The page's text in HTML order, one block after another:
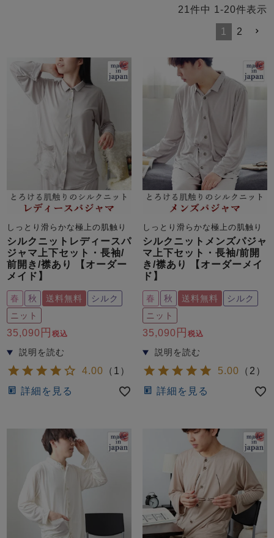
冬
秋 冬
ボーイズパジャマ
春 秋
売れ筋ランキング
- Item Ranking -
新着商品
- New Arrival -
すべての季節のパジャマ一覧はこちら
売れ筋ランキング
- Item Ranking -
新着商品
- New Arrival -
すべての生地一覧はこちら
売れ筋ランキング
- Item Ranking -
新着商品
- New Arrival -
目的別でさがす一覧はこちら
パジャマ
半袖 七分袖
前開き かぶり スリーパー
作務衣
羽織・バスロ
ーブ
上着単品
ズボン単品
すべてのキッ
ズ
ガールズ半袖
ボーイズ前開
き
ボーイズかぶ
り
21 件中 1 -20件表示
1 2
しっとり滑らかな極上の肌触り
シルクニットレディースパ
ジャマ上下セット・長袖/
前開き/襟あり 【オーダー
メイド】
春 秋 送料無料
シルク
ニット
35,090 税込
4.00 （ 1 ）
詳細を見る
しっとり滑らかな極上の肌触り
シルクニットメンズパジャ
マ上下セット・長袖/前開
き/襟あり 【オーダーメイ
ド】
春 秋 送料無料
シルク
ニット
35,090 税込
5.00 （ 2 ）
詳細を見る